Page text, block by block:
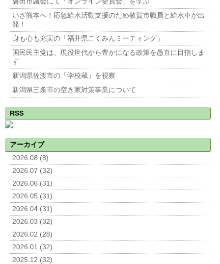
いざ熊本へ！応急給水活動支援のため敦賀市職員と給水車が出
発！
身も心も充実の「福井県こくみんミーティング」
国民民主党は、現役世代から豊かになる政策を愚直に目指しま
す
新潟県佐渡市の「学校蔵」を視察
新潟県三条市の空き家対策事業について
RSS
アーカイブ
2026.08 (8)
2026.07 (32)
2026.06 (31)
2026.05 (31)
2026.04 (31)
2026.03 (32)
2026.02 (28)
2026.01 (32)
2025.12 (32)